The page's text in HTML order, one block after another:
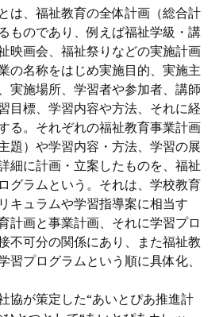
は、福祉教育の全体計画（総合計
ものであり、例えば福祉学級・講
映画会、福祉祭りなどの実施計画
の名称をはじめ実施目的、実施主
実施場所、学習者や参加者、講師
目標、学習内容や方法、それに経
る。それぞれの福祉教育事業計画
題）や学習内容・方法、学習の展
細に計画・立案したものを、福祉
グラムという。それは、学校教育
キュラムや学習指導案に相当す
計画と事業計画、それに学習プロ
不可分の関係にあり、また福祉教
プログラムという順に具体化、
協が策定した“あいとぴあ推進計